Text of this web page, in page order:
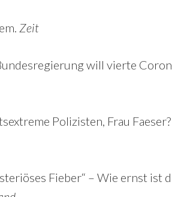
Zeit
will vierte
Polizisten, Frau Faeser?
Fieber“ – Wie ernst ist